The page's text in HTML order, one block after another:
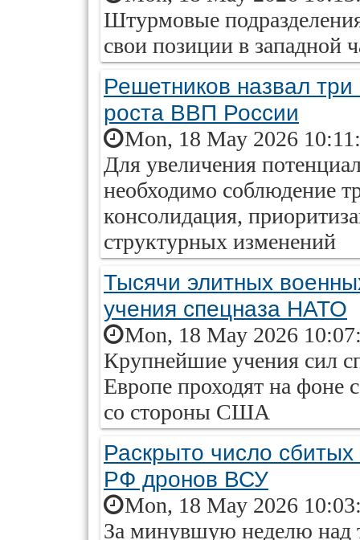
Штурмовые
свои позиции в западной
Решетников назвал
роста ВВП России
Mon, 18 May 2026
Для увеличения
необходимо соблюдение
консолидация,
структурных изменений
Тысячи элитных
учения спецназа НАТО
Mon, 18 May 2026
Крупнейшие учения сил
Европе проходят на фоне
со стороны США
Раскрыто число
РФ дронов ВСУ
Mon, 18 May 2026
За минувшую неделю над